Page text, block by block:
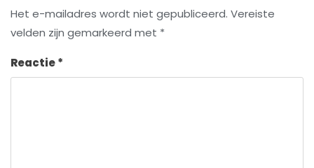
Het e-mailadres wordt niet gepubliceerd. Vereiste
velden zijn gemarkeerd met *
Reactie*